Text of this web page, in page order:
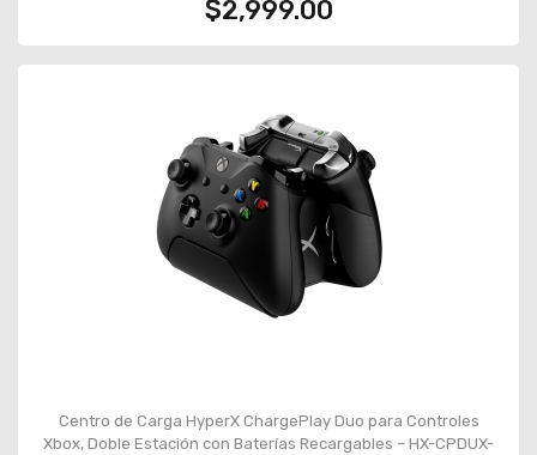
$2,999.00
Centro de Carga HyperX ChargePlay Duo para Controles
Xbox, Doble Estación con Baterías Recargables – HX-CPDUX-